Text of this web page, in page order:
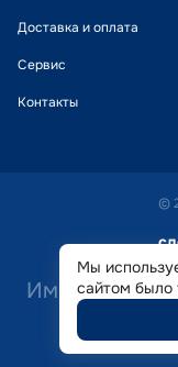
Доставка и оплата
Сервис
Контакты
©
Имеются
Мы
сайтом было